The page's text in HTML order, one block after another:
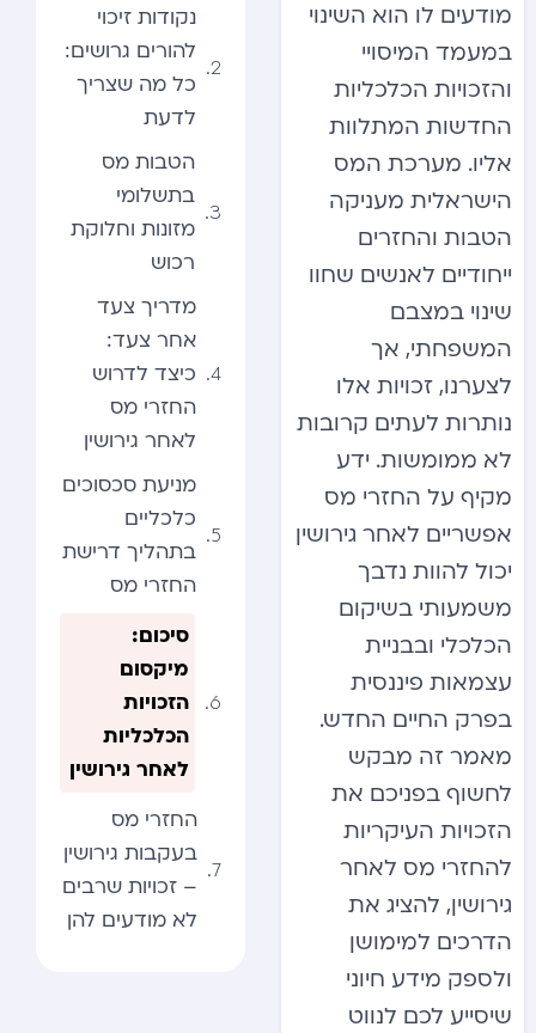
מודעים לו הוא השינוי
במעמד המיסויי
והזכויות הכלכליות
החדשות המתלוות
אליו. מערכת המס
הישראלית מעניקה
הטבות והחזרים
ייחודיים לאנשים שחוו
שינוי במצבם
המשפחתי, אך
לצערנו, זכויות אלו
נותרות לעתים קרובות
לא ממומשות. ידע
מקיף על החזרי מס
אפשריים לאחר גירושין
יכול להוות נדבך
משמעותי בשיקום
הכלכלי ובבניית
עצמאות פיננסית
בפרק החיים החדש.
מאמר זה מבקש
לחשוף בפניכם את
הזכויות העיקריות
להחזרי מס לאחר
גירושין, להציג את
הדרכים למימושן
ולספק מידע חיוני
שיסייע לכם לנווט
נקודות זיכוי
להורים גרושים:
כל מה שצריך
לדעת
הטבות מס
בתשלומי
מזונות וחלוקת
רכוש
מדריך צעד
אחר צעד:
כיצד לדרוש
החזרי מס
לאחר גירושין
מניעת סכסוכים
כלכליים
בתהליך דרישת
החזרי מס
סיכום:
מיקסום
הזכויות
הכלכליות
לאחר גירושין
החזרי מס
בעקבות גירושין
– זכויות שרבים
לא מודעים להן